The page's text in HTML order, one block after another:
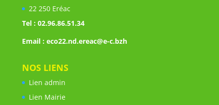
22 250 Eréac
Tel : 02.96.86.51.34
Email : eco22.nd.ereac@e-c.bzh
NOS LIENS
Lien admin
Lien Mairie